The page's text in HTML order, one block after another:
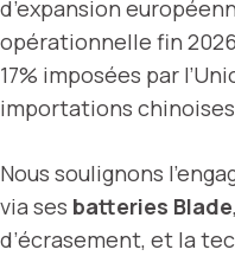
d’expansion
opérationnelle fin
17% imposées par
importations
Nous soulignons
via ses batteries Blade
d’écrasement, et la